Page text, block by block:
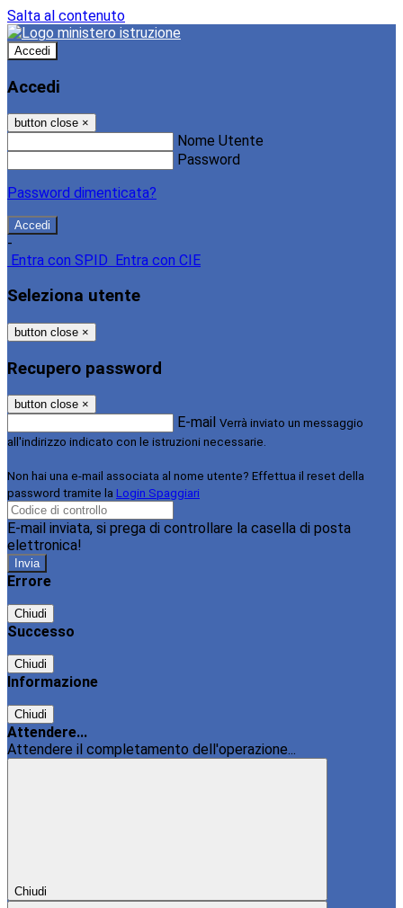
Salta al contenuto
Accedi
Accedi
button close ×
Nome Utente
Password
Password dimenticata?
-
Entra con SPID
Entra con CIE
Seleziona utente
button close ×
Recupero password
button close ×
E-mail Verrà inviato un messaggio
all'indirizzo indicato con le istruzioni necessarie.
Non hai una e-mail associata al nome utente? Effettua il reset della
password tramite la Login Spaggiari
E-mail inviata, si prega di controllare la casella di posta
elettronica!
Errore
Chiudi
Successo
Chiudi
Informazione
Chiudi
Attendere...
Attendere il completamento dell'operazione...
Chiudi